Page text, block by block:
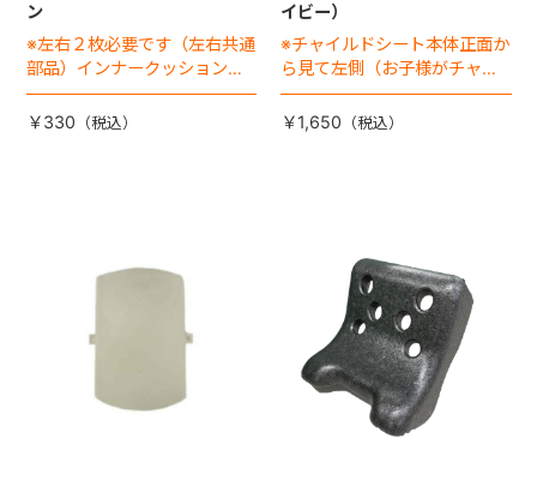
ン
※左右２枚必要です（左右共通
部品）インナークッション頭
部の左右に入れる『ウレタ
ン』なります。
￥330
イビー）
※チャイルドシート本体正面か
ら見て左側（お子様がチャイ
ルドシートに座った状態で右
手側となります）
￥1,650